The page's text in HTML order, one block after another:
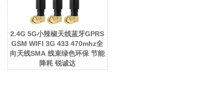
2.4G 5G小辣椒天线蓝牙GPRS
GSM WIFI 3G 433 470mhz全
向天线SMA 线束绿色环保 节能
降耗 锐诚达